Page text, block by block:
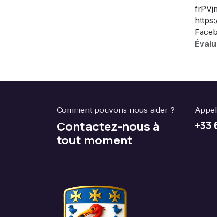
Comment pouvons nous aider ?
Contactez-nous à
tout moment
+33